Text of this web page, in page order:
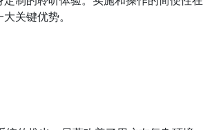
关键优势。